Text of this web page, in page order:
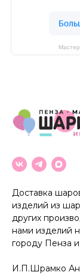
Доставка
изделий из
других
нами изделий
городу Пенза
И.П.Шрамко